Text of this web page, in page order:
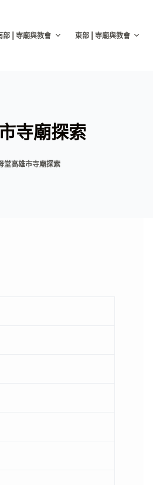
部 | 寺廟與教會 東部 | 寺廟與教會
寺廟探索
堂高雄市寺廟探索